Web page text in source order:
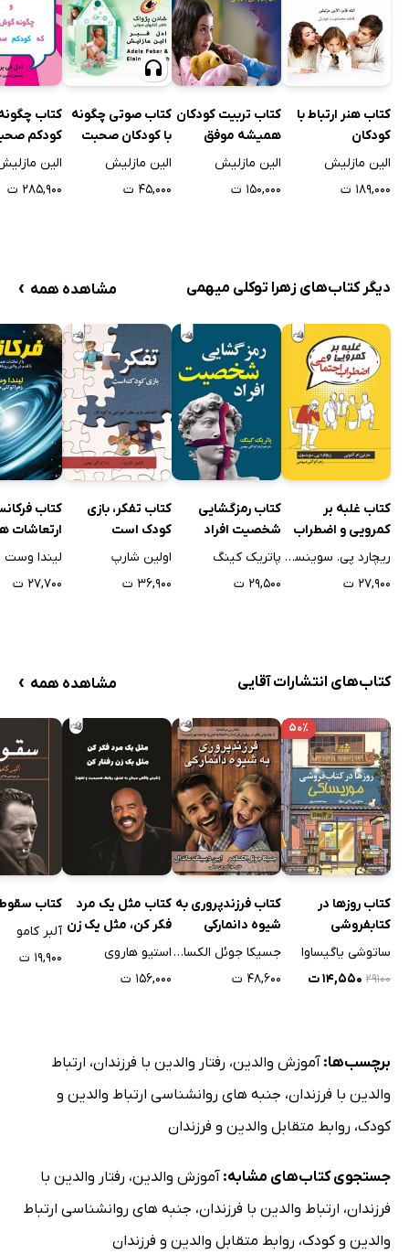
کتاب هنر ارتباط با
کودکان
الین مازلیش
۱۸۹,۰۰۰ ت
کتاب تربیت کودکان
همیشه موفق
الین مازلیش
۱۵۰,۰۰۰ ت
کتاب صوتی چگونه
با کودکان صحبت
کنیم تا گوش دهند
دهیم تا کودکان
الین مازلیش
۴۵,۰۰۰ ت
کتاب
کودکم
که گوش
کودکم
الین
۲۸۵,۹۰۰ ت
دیگر کتاب‌های زهرا توکلی میهمی مشاهده همه ›
کتاب غلبه بر
کمرویی و اضطراب
اجتماعی
ریچارد پی. سوینسون
۲۷,۹۰۰ ت
کتاب رمزگشایی
شخصیت افراد
پاتریک کینگ
۲۹,۵۰۰ ت
کتاب تفکر، بازی
کودک است
اولین شارپ
۳۶,۹۰۰ ت
کتاب
ارتعاشات
شوید تا
بگذارید
لیندا وست
۲۷,۷۰۰ ت
کتاب‌های انتشارات آقایی مشاهده همه ›
۵۰٪
کتاب روزها در
کتابفروشی
موریساکی
ساتوشی یاگیساوا
۲۹۱۰۰ ۱۴,۵۵۰ ت
کتاب فرزندپروری به
شیوه دانمارکی
جسیکا جوئل الکساندر
۴۸,۶۰۰ ت
کتاب مثل یک مرد
فکر کن، مثل یک زن
رفتار کن
استیو هاروی
۱۵۶,۰۰۰ ت
کتاب
آلبر کامو
۱۹,۹۰۰ ت
برچسب‌ها: آموزش والدین، رفتار والدین با فرزندان، ارتباط
والدین با فرزندان، جنبه های روانشناسی ارتباط والدین و
کودک، روابط متقابل والدین و فرزندان
جستجوی کتاب‌های مشابه: آموزش والدین، رفتار والدین با
فرزندان، ارتباط والدین با فرزندان، جنبه های روانشناسی ارتباط
والدین و کودک، روابط متقابل والدین و فرزندان